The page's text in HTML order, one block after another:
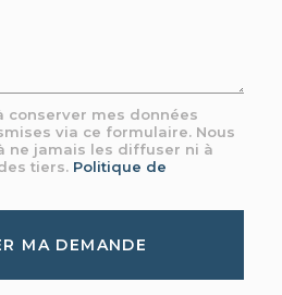
conserver mes données
via ce formulaire. Nous
ne jamais les diffuser ni à
tiers. Politique de
MA DEMANDE